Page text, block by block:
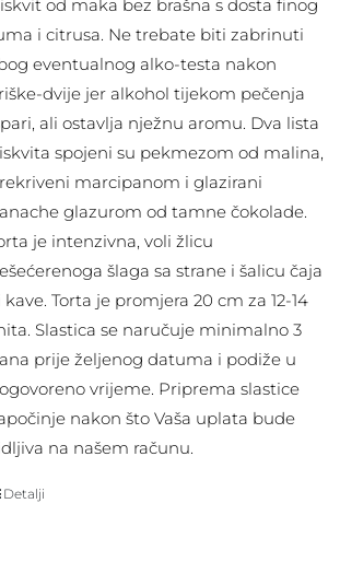
od maka bez brašna s dosta finog
i citrusa. Ne trebate biti zabrinuti
eventualnog alko-testa nakon
dvije jer alkohol tijekom pečenja
ali ostavlja nježnu aromu. Dva lista
spojeni su pekmezom od malina,
marcipanom i glazirani
glazurom od tamne čokolade.
je intenzivna, voli žlicu
šlaga sa strane i šalicu čaja
kave. Torta je promjera 20 cm za 12-14
Slastica se naručuje minimalno 3
prije željenog datuma i podiže u
vrijeme. Priprema slastice
nakon što Vaša uplata bude
na našem računu.
Detalji